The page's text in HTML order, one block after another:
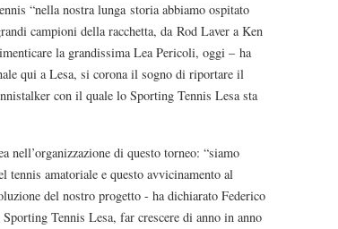
“nella nostra lunga storia abbiamo ospitato
campioni della racchetta, da Rod Laver a Ken
la grandissima Lea Pericoli, oggi – ha
qui a Lesa, si corona il sogno di riportare il
con il quale lo Sporting Tennis Lesa sta
nell’organizzazione di questo torneo: “siamo
amatoriale e questo avvicinamento al
del nostro progetto - ha dichiarato Federico
Tennis Lesa, far crescere di anno in anno